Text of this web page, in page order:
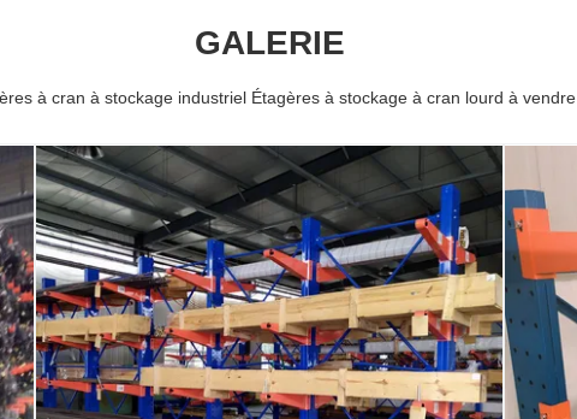
GALERIE
à cran à stockage industriel Étagères à stockage à cran lourd à vendre